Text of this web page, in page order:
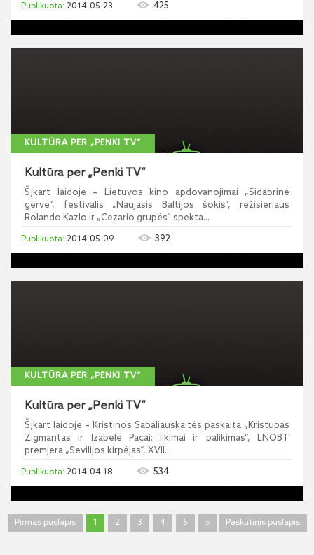
2014-05-23 425
KULTŪRA PER „PENKI TV“
Kultūra per „Penki TV“
Šįkart laidoje – Lietuvos kino apdovanojimai „Sidabrinė
gervė“, festivalis „Naujasis Baltijos šokis“, režisieriaus
Rolando Kazlo ir „Cezario grupės“ spekta...
2014-05-09 392
KULTŪRA PER „PENKI TV“
Kultūra per „Penki TV“
Šįkart laidoje – Kristinos Sabaliauskaitės paskaita „Kristupas
Zigmantas ir Izabelė Pacai: likimai ir palikimas“, LNOBT
premjera „Sevilijos kirpėjas“, XVII...
2014-04-18 534
Pirmas puslapis 1 2 3 4 5 » Paskutinis puslapis